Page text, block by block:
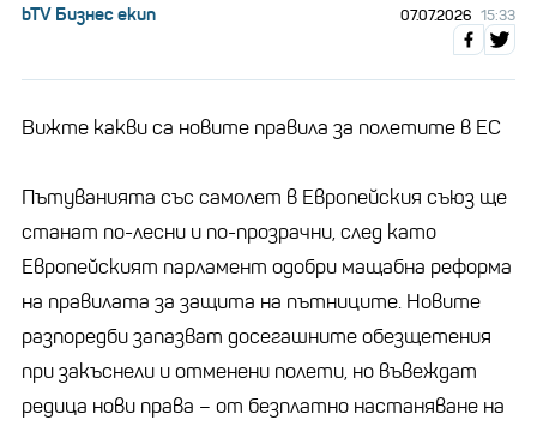
bTV Бизнес екип 07.07.2026 15:33
Вижте какви са новите правила за полетите в ЕС
Пътуванията със самолет в Европейския съюз ще
станат по-лесни и по-прозрачни, след като
Европейският парламент одобри мащабна реформа
на правилата за защита на пътниците. Новите
разпоредби запазват досегашните обезщетения
при закъснели и отменени полети, но въвеждат
редица нови права – от безплатно настаняване на